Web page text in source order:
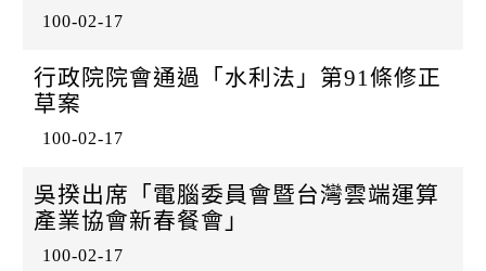
100-02-17
行政院院會通過「水利法」第91條修正
草案
100-02-17
吳揆出席「電腦委員會暨台灣雲端運算
產業協會新春餐會」
100-02-17